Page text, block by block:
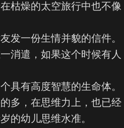
枯燥的太空旅行中也不像
发一份生情并貌的信件。
消遣，如果这个时候有人
具有高度智慧的生命体。
多，在思维力上，也已经
的幼儿思维水准。